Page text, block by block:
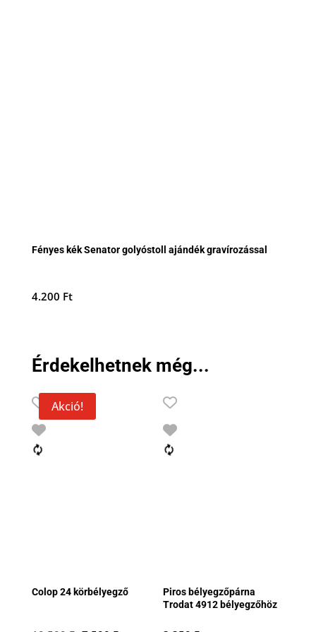
Fényes kék Senator golyóstoll ajándék gravírozással
4.200 Ft
Érdekelhetnek még...
Akció!
Colop 24 körbélyegző
Piros bélyegzőpárna
Trodat 4912 bélyegzőhöz